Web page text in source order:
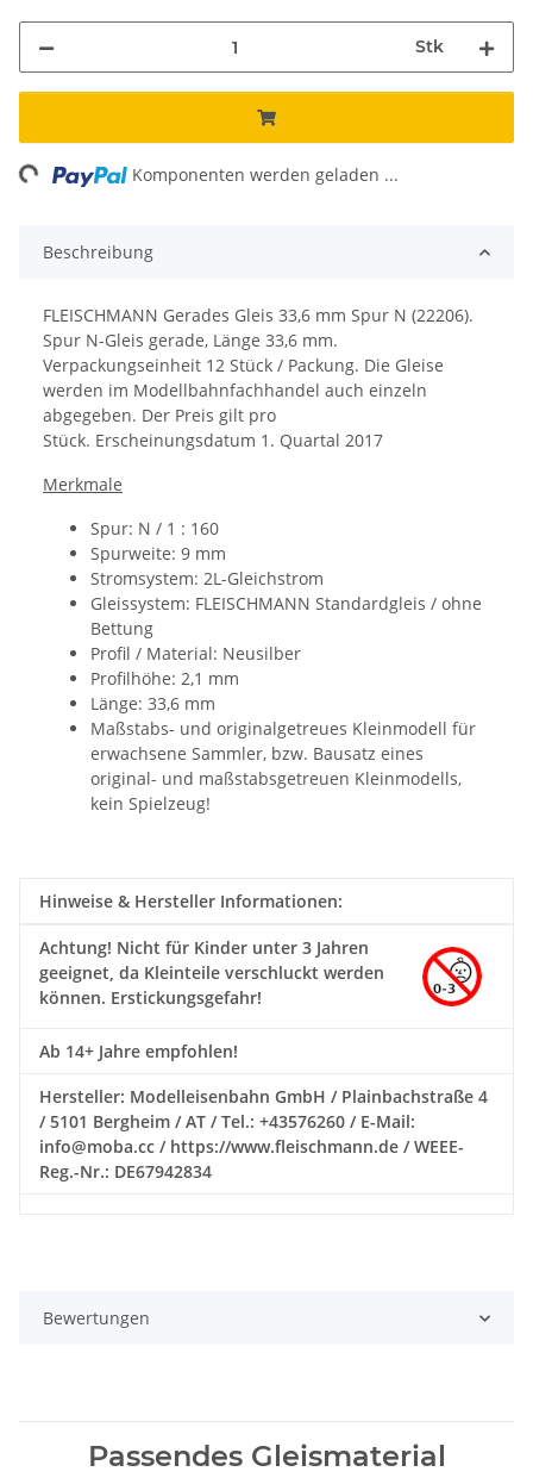
Stk
Komponenten werden geladen ...
Beschreibung
FLEISCHMANN Gerades Gleis 33,6 mm Spur N (22206).
Spur N-Gleis gerade, Länge 33,6 mm.
Verpackungseinheit 12 Stück / Packung. Die Gleise
werden im Modellbahnfachhandel auch einzeln
abgegeben. Der Preis gilt pro
Stück. Erscheinungsdatum 1. Quartal 2017
Merkmale
Spur: N / 1 : 160
Spurweite: 9 mm
Stromsystem: 2L-Gleichstrom
Gleissystem: FLEISCHMANN Standardgleis / ohne
Bettung
Profil / Material: Neusilber
Profilhöhe: 2,1 mm
Länge: 33,6 mm
Maßstabs- und originalgetreues Kleinmodell für
erwachsene Sammler, bzw. Bausatz eines
original- und maßstabsgetreuen Kleinmodells,
kein Spielzeug!
Hinweise & Hersteller Informationen:
Achtung! Nicht für Kinder unter 3 Jahren
geeignet, da Kleinteile verschluckt werden
können. Erstickungsgefahr!
Ab 14+ Jahre empfohlen!
Hersteller: Modelleisenbahn GmbH / Plainbachstraße 4
/ 5101 Bergheim / AT / Tel.: +43576260 / E-Mail:
info@moba.cc / https://www.fleischmann.de / WEEE-
Reg.-Nr.: DE67942834
Bewertungen
Passendes Gleismaterial